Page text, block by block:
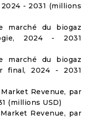
- 2031 (millions
marché du biogaz
2024 - 2031
marché du biogaz
final, 2024 - 2031
Revenue, par
(millions USD)
Revenue, par